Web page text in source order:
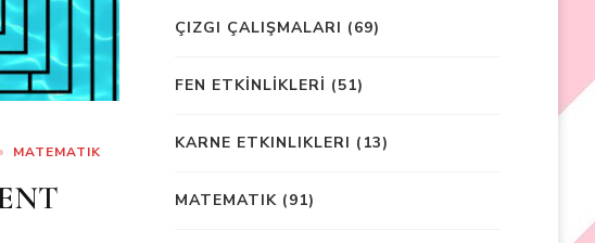
MATEMATIK
ÇIZGI ÇALIŞMALARI (69)
FEN ETKİNLİKLERİ (51)
KARNE ETKINLIKLERI (13)
MATEMATIK(91)